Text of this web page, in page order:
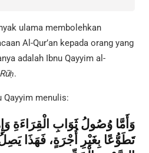
ulama membolehkan
Al-Qur’an kepada orang yang
adalah Ibnu Qayyim al-
.
Qayyim menulis:
وَأَمَّا وُصُولُ ثَوَابِ الْقِرَاءَةِ
تَطَوُّعًا بِغَيْرِ أُجْرَةٍ، فَهَذَا